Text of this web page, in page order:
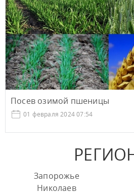
Посев озимой пшеницы
01 февраля 2024 07:54
Запорожье
Николаев